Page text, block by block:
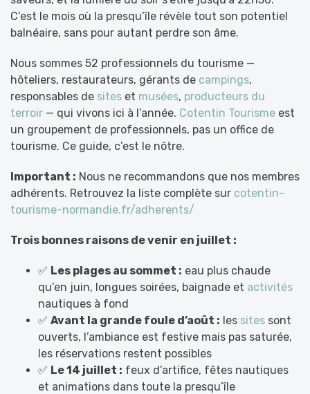
C’est le mois où la presqu’île révèle tout son potentiel
balnéaire, sans pour autant perdre son âme.
Nous sommes 52 professionnels du tourisme —
hôteliers, restaurateurs, gérants de campings,
responsables de sites et musées, producteurs du
terroir — qui vivons ici à l’année. Cotentin Tourisme est
un groupement de professionnels, pas un office de
tourisme. Ce guide, c’est le nôtre.
Important : Nous ne recommandons que nos membres
adhérents. Retrouvez la liste complète sur cotentin-
tourisme-normandie.fr/adherents/
Trois bonnes raisons de venir en juillet :
✅ Les plages au sommet : eau plus chaude
qu’en juin, longues soirées, baignade et activités
nautiques à fond
✅ Avant la grande foule d’août : les sites sont
ouverts, l’ambiance est festive mais pas saturée,
les réservations restent possibles
✅ Le 14 juillet : feux d’artifice, fêtes nautiques
et animations dans toute la presqu’île